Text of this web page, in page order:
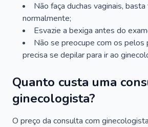
Não faça duchas vaginais,
normalmente;
Esvazie a bexiga antes do
Não se preocupe com os pelos
precisa se depilar para ir ao
Quanto custa uma
ginecologista?
O preço da consulta com